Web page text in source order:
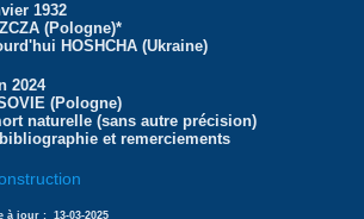
1932
(Pologne)*
HOSHCHA (Ukraine)
2024
(Pologne)
naturelle (sans autre précision)
et remerciements
à jour : 13-03-2025